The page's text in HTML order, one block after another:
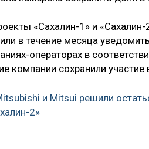
«Сахалин-1» и
в течение месяца
операторах в
компании сохранили участие
и Mitsui решили
2»